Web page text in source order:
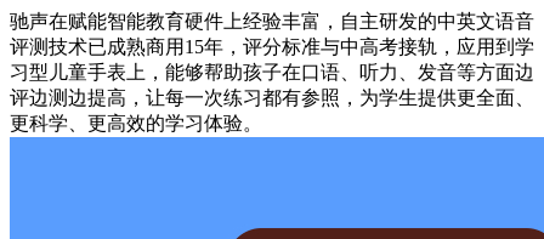
驰声在赋能智能教育硬件上经验丰富，自主研发的中英文语音
评测技术已成熟商用15年，评分标准与中高考接轨，应用到学
习型儿童手表上，能够帮助孩子在口语、听力、发音等方面边
评边测边提高，让每一次练习都有参照，为学生提供更全面、
更科学、更高效的学习体验。